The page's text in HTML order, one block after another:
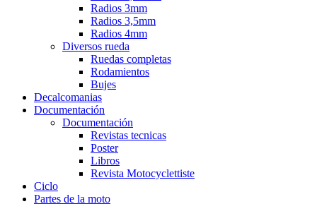
Radios 3mm
Radios 3,5mm
Radios 4mm
Diversos rueda
Ruedas completas
Rodamientos
Bujes
Decalcomanias
Documentación
Documentación
Revistas tecnicas
Poster
Libros
Revista Motocyclettiste
Ciclo
Partes de la moto